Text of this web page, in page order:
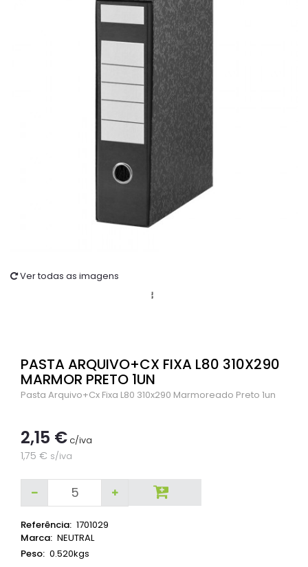
Ver todas as imagens
PASTA ARQUIVO+CX FIXA L80 310X290
MARMOR PRETO 1UN
Pasta Arquivo+Cx Fixa L80 310x290 Marmoreado Preto 1un
2,15 € c/iva
1,75 € s/iva
Referência: 1701029
Marca: NEUTRAL
Peso: 0.520kgs